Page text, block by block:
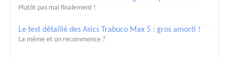
Plutôt pas mal finalement !
Le test détaillé des Asics Trabuco Max 5 : gros amorti !
La même et on recommence ?